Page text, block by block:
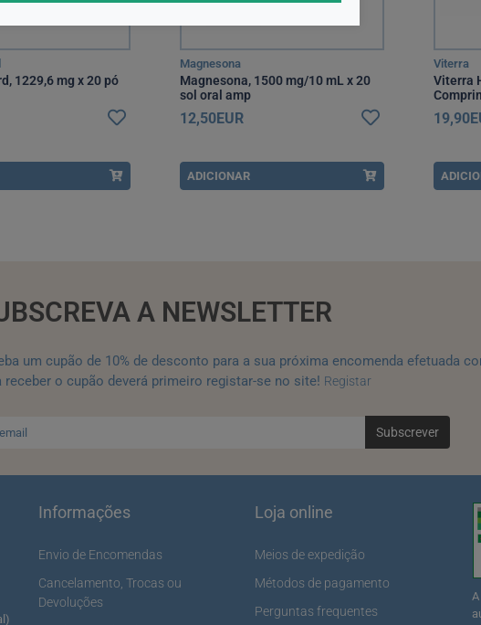
1229,6 mg x 20 pó
Magnesona
Magnesona, 1500 mg/10 mL x 20
sol oral amp
12,50EUR
ADICIONAR
Viterra
Viterra
A NEWSLETTER
um cupão de 10% de desconto para a sua próxima encomenda efetuada
receber o cupão deverá primeiro registar-se no site! Registar
Subscrever
Informações
Envio de Encomendas
Cancelamento, Trocas ou
Devoluções
Loja online
Meios de expedição
Métodos de pagamento
Perguntas frequentes